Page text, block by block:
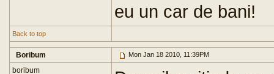
eu un car de bani!
Back to top
Boribum Mon Jan 18 2010, 11:39PM
boribum